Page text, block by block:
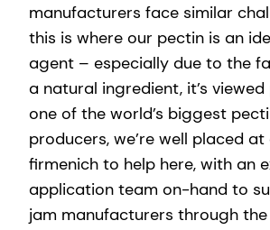
manufacturers face similar
this is where our pectin is an
agent – especially due to the
a natural ingredient, it’s viewed
one of the world’s biggest
producers, we’re well placed
firmenich to help here, with an
application team on-hand to
jam manufacturers through